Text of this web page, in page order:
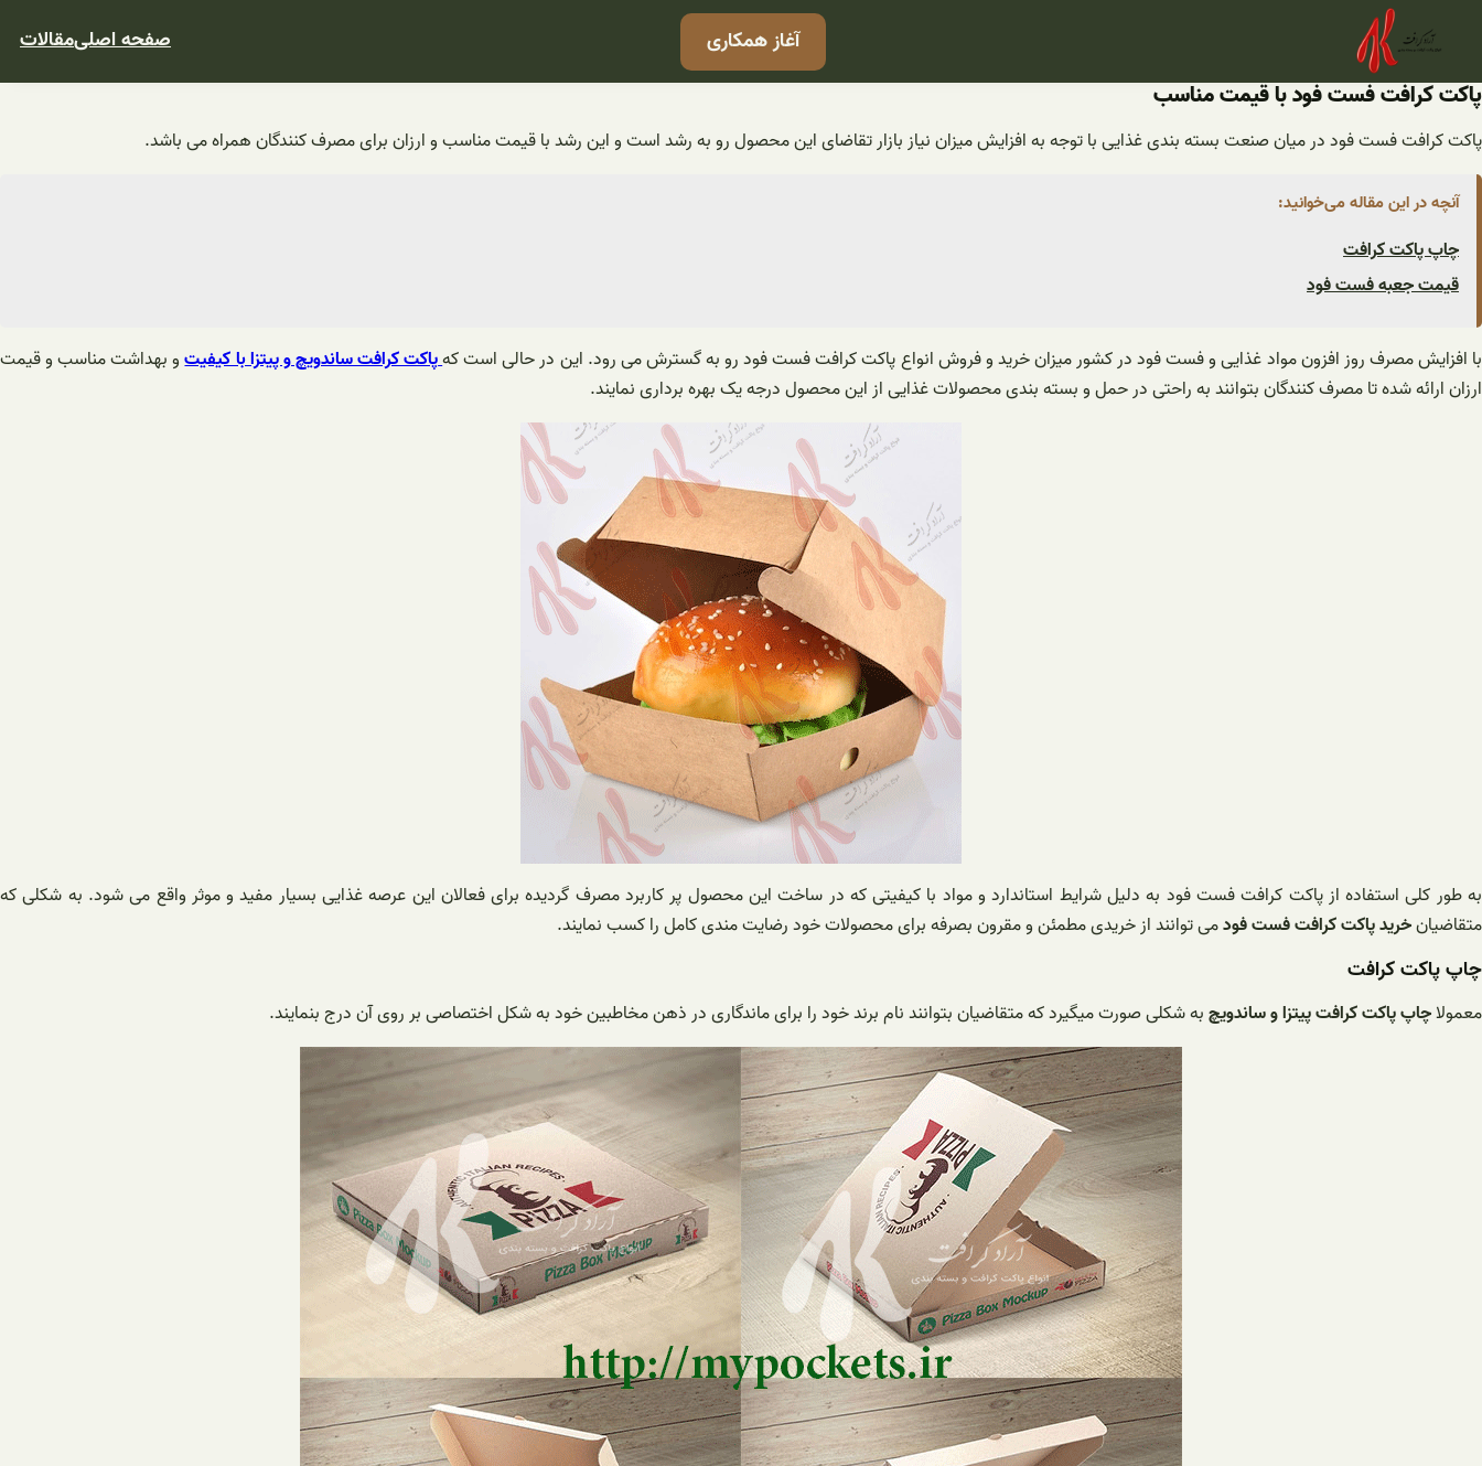
آغاز همکاری صفحه اصلیمقالات
پاکت کرافت فست فود با قیمت مناسب
پاکت کرافت فست فود در میان صنعت بسته بندی غذایی با توجه به افزایش میزان نیاز بازار تقاضای این محصول رو به رشد است و این رشد با قیمت مناسب و ارزان برای مصرف کنندگان همراه می باشد.
آنچه در این مقاله می‌خوانید:
چاپ پاکت کرافت
قیمت جعبه فست فود
با افزایش مصرف روز افزون مواد غذایی و فست فود در کشور میزان خرید و فروش انواع پاکت کرافت فست فود رو به گسترش می رود. این در حالی است کهپاکت کرافت ساندویچ و پیتزا با کیفیتو بهداشت مناسب و قیمت
ارزان ارائه شده تا مصرف کنندگان بتوانند به راحتی در حمل و بسته بندی محصولات غذایی از این محصول درجه یک بهره برداری نمایند.
به طور کلی استفاده از پاکت کرافت فست فود به دلیل شرایط استاندارد و مواد با کیفیتی که در ساخت این محصول پر کاربرد مصرف گردیده برای فعالان این عرصه غذایی بسیار مفید و موثر واقع می شود. به شکلی که
متقاضیانخرید پاکت کرافت فست فودمی توانند از خریدی مطمئن و مقرون بصرفه برای محصولات خود رضایت مندی کامل را کسب نمایند.
چاپ پاکت کرافت
معمولاچاپ پاکت کرافت پیتزا و ساندویچبه شکلی صورت میگیرد که متقاضیان بتوانند نام برند خود را برای ماندگاری در ذهن مخاطبین خود به شکل اختصاصی بر روی آن درج بنمایند.